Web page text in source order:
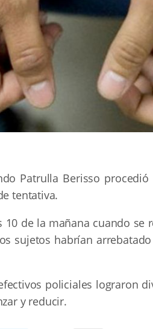
Patrulla Berisso
tentativa.
10 de la mañana cuando
sujetos habrían
policiales lograron
y reducir.